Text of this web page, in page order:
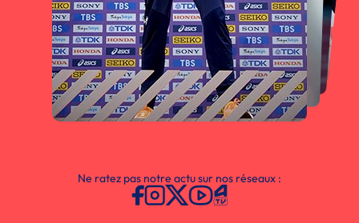
Ne ratez pas notre actu sur nos réseaux :